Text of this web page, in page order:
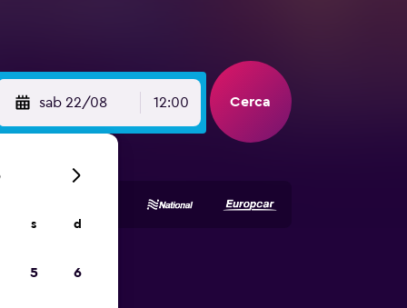
sab 22/08 12:00 Cerca
s d
5 6